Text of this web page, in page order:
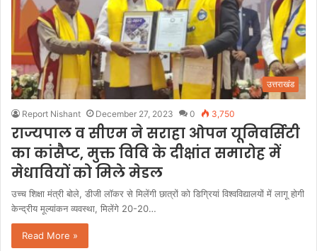
उत्तराखंड
Report Nishant December 27, 2023 0 3,750
राज्यपाल व सीएम ने सराहा ओपन यूनिवर्सिटी
का कांसैप्ट, मुक्त विवि के दीक्षांत समारोह में
मेधावियों को मिले मेडल
उच्च शिक्षा मंत्री बोले, डीजी लॉकर से मिलेंगी छात्रों को डिग्रियां विश्वविद्यालयों में लागू होगी
केन्द्रीय मूल्यांकन व्यवस्था, मिलेंगे 20-20…
Read More »